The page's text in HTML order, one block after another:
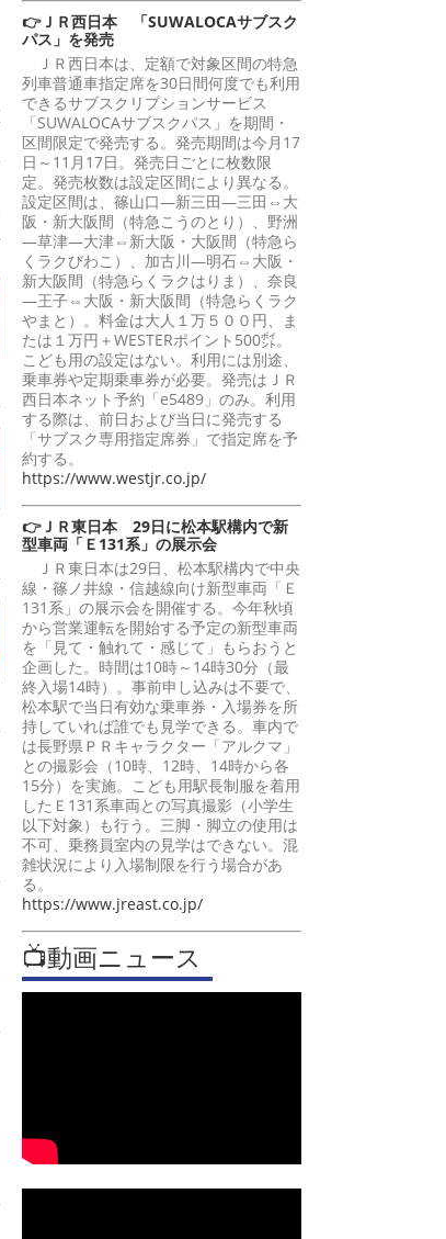
👉ＪＲ西日本 「SUWALOCAサブスク
パス」を発売
ＪＲ西日本は、定額で対象区間の特急
列車普通車指定席を30日間何度でも利用
できるサブスクリプションサービス
「SUWALOCAサブスクパス」を期間・
区間限定で発売する。発売期間は今月17
日～11月17日。発売日ごとに枚数限
定。発売枚数は設定区間により異なる。
設定区間は、篠山口―新三田―三田⇔大
阪・新大阪間（特急こうのとり）、野洲
―草津―大津⇔新大阪・大阪間（特急ら
くラクびわこ）、加古川―明石⇔大阪・
新大阪間（特急らくラクはりま）、奈良
―王子⇔大阪・新大阪間（特急らくラク
やまと）。料金は大人１万５００円、ま
たは１万円＋WESTERポイント500㌽。
こども用の設定はない。利用には別途、
乗車券や定期乗車券が必要。発売はＪＲ
西日本ネット予約「e5489」のみ。利用
する際は、前日および当日に発売する
「サブスク専用指定席券」で指定席を予
約する。
https://www.westjr.co.jp/
👉ＪＲ東日本 29日に松本駅構内で新
型車両「Ｅ131系」の展示会
ＪＲ東日本は29日、松本駅構内で中央
線・篠ノ井線・信越線向け新型車両「Ｅ
131系」の展示会を開催する。今年秋頃
から営業運転を開始する予定の新型車両
を「見て・触れて・感じて」もらおうと
企画した。時間は10時～14時30分（最
終入場14時）。事前申し込みは不要で、
松本駅で当日有効な乗車券・入場券を所
持していれば誰でも見学できる。車内で
は長野県ＰＲキャラクター「アルクマ」
との撮影会（10時、12時、14時から各
15分）を実施。こども用駅長制服を着用
したＥ131系車両との写真撮影（小学生
以下対象）も行う。三脚・脚立の使用は
不可、乗務員室内の見学はできない。混
雑状況により入場制限を行う場合があ
る。
https://www.jreast.co.jp/
📺動画ニュース